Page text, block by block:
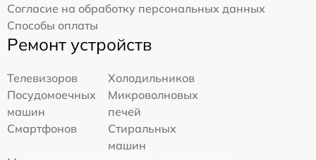
Согласие на обработку персональных данных
Способы оплаты
Ремонт устройств
Телевизоров
Холодильников
Посудомоечных
машин
Микроволновых
печей
Смартфонов
Стиральных
машин